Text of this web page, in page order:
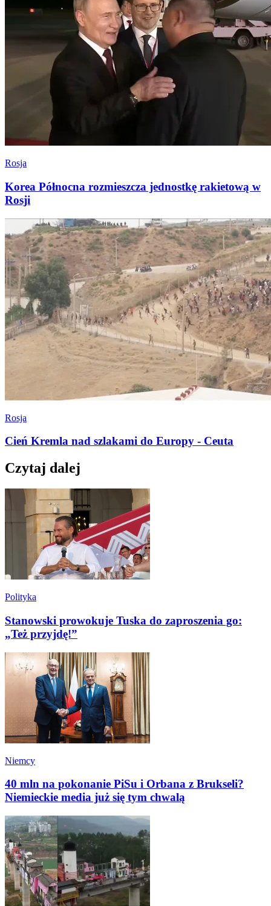
Rosja
Korea Północna rozmieszcza jednostkę rakietową w
Rosji
Rosja
Cień Kremla nad szlakami do Europy - Ceuta
Czytaj dalej
Polityka
Stanowski prowokuje Tuska do zaproszenia go:
„Też przyjdę!”
Niemcy
40 mln na pokonanie PiSu i Orbana z Brukseli?
Niemieckie media już się tym chwalą